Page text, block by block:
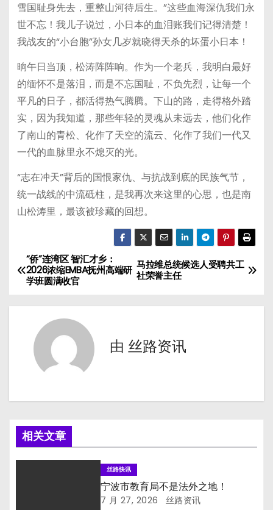
雪国耻身先去，重整山河待后生。”这些血海深仇我们永
世不忘！我儿子说过，小日本的血泪账我们记得清楚！
我战友的“小台胞”孙女几岁就晓得天杀的坏蛋小日本！
晌午日当顶，松涛阵阵响。作为一个老兵，我明白最好
的缅怀不是落泪，而是不忘国耻，不负先烈，让每一个
平凡的日子，都活得热气腾腾。下山的路，走得格外踏
实，因为我知道，那些年轻的灵魂从未远去，他们化作
了南山的青松、化作了天空的流云、化作了我们一代又
一代的血脉里永不熄灭的光。
“志在冲天”背后的国恨家仇、与抗战到底的民族气节，
统一战线的中流砥柱，是我再次来这里的心思，也是南
山松涛里，最该被珍藏的回想。
文
章
航
马拉维总统候选人受聘共工
社荣誉主任
“侨”连湾区 智汇才乡：
2026浓缩EMBA抚州高端研
学班圆满收官
由 丝路资讯
相关文章
丝路快讯
宁波市教育局不是法外之地！
7 月 27, 2026 丝路资讯